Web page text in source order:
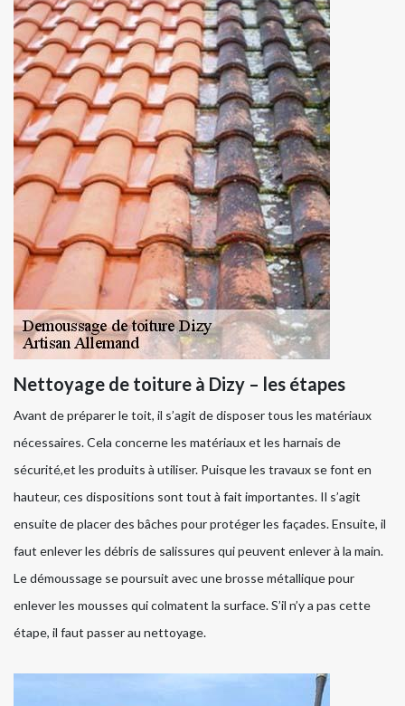
Nettoyage de toiture à Dizy – les étapes
Avant de préparer le toit, il s’agit de disposer tous les matériaux
nécessaires. Cela concerne les matériaux et les harnais de
sécurité,et les produits à utiliser. Puisque les travaux se font en
hauteur, ces dispositions sont tout à fait importantes. Il s’agit
ensuite de placer des bâches pour protéger les façades. Ensuite, il
faut enlever les débris de salissures qui peuvent enlever à la main.
Le démoussage se poursuit avec une brosse métallique pour
enlever les mousses qui colmatent la surface. S’il n’y a pas cette
étape, il faut passer au nettoyage.